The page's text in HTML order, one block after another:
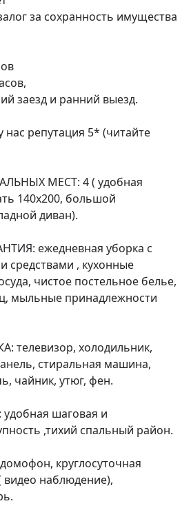
за сохранность имущества
заезд и ранний выезд.
репутация 5* (читайте
МЕСТ: 4 ( удобная
140х200, большой
диван).
ежедневная уборка с
, кухонные
чистое постельное белье,
мыльные принадлежности
телевизор, холодильник,
стиральная машина,
чайник, утюг, фен.
шаговая и
,тихий спальный район.
круглосуточная
видео наблюдение),